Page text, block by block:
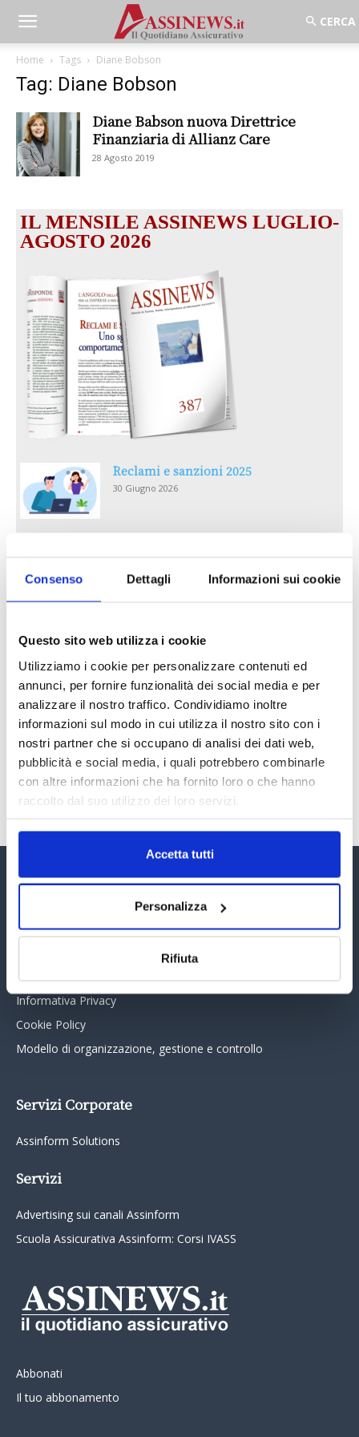
Consenso Dettagli Informazioni sui cookie
Questo sito web utilizza i cookie
Utilizziamo i cookie per personalizzare contenuti ed
annunci, per fornire funzionalità dei social media e per
analizzare il nostro traffico. Condividiamo inoltre
informazioni sul modo in cui utilizza il nostro sito con i
nostri partner che si occupano di analisi dei dati web,
pubblicità e social media, i quali potrebbero combinarle
con altre informazioni che ha fornito loro o che hanno
raccolto dal suo utilizzo dei loro servizi.
Accetta tutti
Personalizza
Rifiuta
Home Tags Diane Bobson
Tag: Diane Bobson
Diane Babson nuova Direttrice
Finanziaria di Allianz Care
28 Agosto 2019
IL MENSILE ASSINEWS LUGLIO-
AGOSTO 2026
Reclami e sanzioni 2025
30 Giugno 2026
30 Giugno 2026
30 Giugno 2026
PREMI 2025. I TOP TEN
30 Giugno 2026
TUTTI GLI ARTICOLI DEL MESE
Assinform Editore
Chi siamo
Collabora con noi
Informativa Privacy
Cookie Policy
Modello di organizzazione, gestione e controllo
Servizi Corporate
Assinform Solutions
Servizi
Advertising sui canali Assinform
Scuola Assicurativa Assinform: Corsi IVASS
Abbonati
Il tuo abbonamento